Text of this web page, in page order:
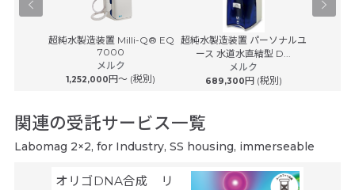
超純水製造装置 Milli-Q® EQ
7000
メルク
1,252,000円〜 (税別)
超純水製造装置 パーソナルユ
ース 水道水直結型 D...
メルク
689,300円 (税別)
関連の受託サービス一覧
Labomag 2×2, for Industry, SS housing, immerseable
オリゴDNA合成 リ